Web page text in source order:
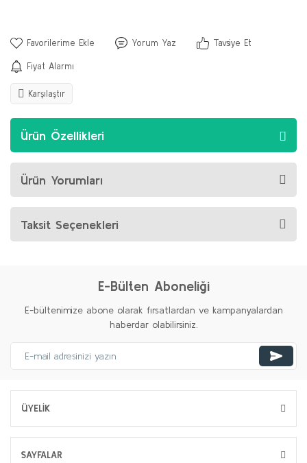
Yorum Yaz Tavsiye Et
Fiyat Alarmı
Karşılaştır
Ürün Özellikleri
Ürün Yorumları
Taksit Seçenekleri
E-Bülten Aboneliği
E-bültenimize abone olarak fırsatlardan ve kampanyalardan
haberdar olabilirsiniz.
ÜYELİK
SAYFALAR